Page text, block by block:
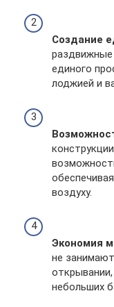
Создание
единого
лоджией и
воздуху.
Экономия
не
небольших